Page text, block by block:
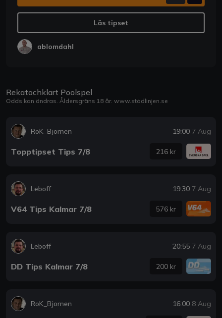
Läs tipset
ablomdahl
Rekatochklart Poolspel
Odds kan ändras. Åldersgräns 18 år. www.stödlinjen.se
RoK_Bjornen 19:00 7 Aug
Topptipset Tips 7/8 216 kr
Leboff 19:30 7 Aug
V64 Tips Kalmar 7/8 576 kr
Leboff 20:55 7 Aug
DD Tips Kalmar 7/8 200 kr
RoK_Bjornen 16:00 8 Aug